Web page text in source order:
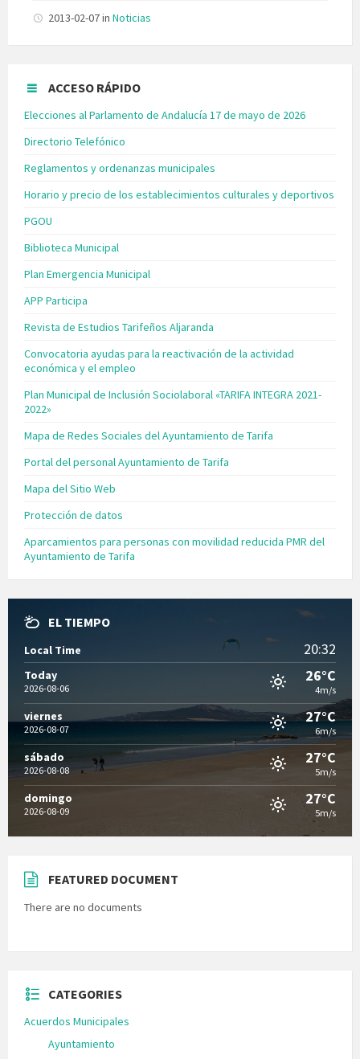
2013-02-07in Noticias
ACCESO RÁPIDO
Elecciones al Parlamento de Andalucía 17 de mayo de 2026
Directorio Telefónico
Reglamentos y ordenanzas municipales
Horario y precio de los establecimientos culturales y deportivos
PGOU
Biblioteca Municipal
Plan Emergencia Municipal
APP Participa
Revista de Estudios Tarifeños Aljaranda
Convocatoria ayudas para la reactivación de la actividad
económica y el empleo
Plan Municipal de Inclusión Sociolaboral «TARIFA INTEGRA 2021-
2022»
Mapa de Redes Sociales del Ayuntamiento de Tarifa
Portal del personal Ayuntamiento de Tarifa
Mapa del Sitio Web
Protección de datos
Aparcamientos para personas con movilidad reducida PMR del
Ayuntamiento de Tarifa
EL TIEMPO
Local Time 20:32
Today
2026-08-06
26°C
4m/s
viernes
2026-08-07
27°C
6m/s
sábado
2026-08-08
27°C
5m/s
domingo
2026-08-09
27°C
5m/s
FEATURED DOCUMENT
There are no documents
CATEGORIES
Acuerdos Municipales
Ayuntamiento